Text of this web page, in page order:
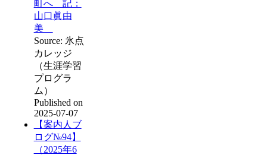
町へ 記：
山口眞由
美
Source: 氷点
カレッジ
（生涯学習
プログラ
ム）
Published on
2025-07-07
【案内人ブ
ログ№94】
（2025年6